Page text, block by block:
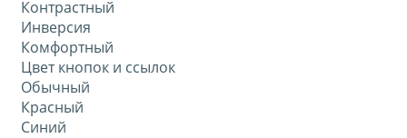
Контрастный
Инверсия
Комфортный
Цвет кнопок и ссылок
Обычный
Красный
Синий